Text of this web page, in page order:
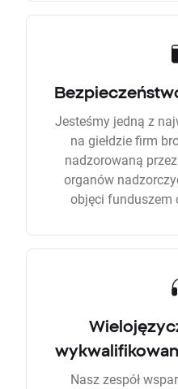
Jesteśmy jedną z
na giełdzie firm
nadzorowaną
organów
objęci funduszem
Nasz zespół